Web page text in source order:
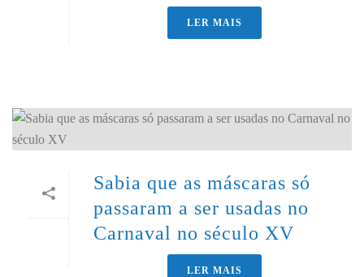
LER MAIS
Sabia que as máscaras só
passaram a ser usadas no
Carnaval no século XV
LER MAIS